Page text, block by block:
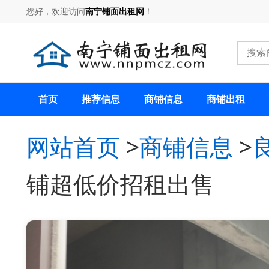
您好，欢迎访问南宁铺面出租网 ！
首页 推荐信息 商铺信息 商铺出租
网站首页 >商铺信息 >
铺超低价招租出售